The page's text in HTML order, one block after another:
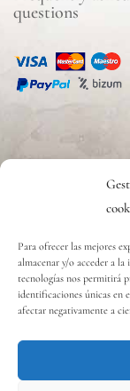
Para ofrecer las mejores
almacenar y/o acceder a
tecnologías nos permitirá
identificaciones únicas en
afectar negativamente a
questions
Contact
Copyright